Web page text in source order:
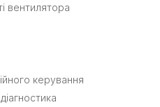
вентилятора
керування